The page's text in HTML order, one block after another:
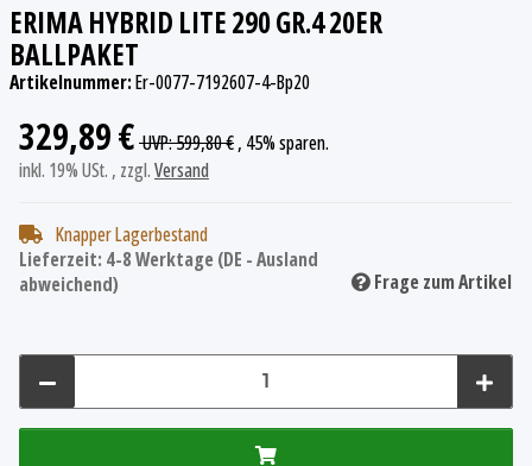
ERIMA HYBRID LITE 290 GR.4 20ER
BALLPAKET
Artikelnummer:Er-0077-7192607-4-Bp20
329,89 €UVP:599,80 €, 45%sparen.
inkl. 19% USt. , zzgl.Versand
Knapper Lagerbestand
Lieferzeit: 4-8 Werktage (DE - Ausland
abweichend)
Frage zum Artikel